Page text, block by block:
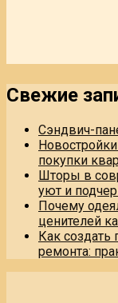
Свежие
Сэндвич-
покупки
Шторы в
уют и
Почему
ценителей
Как создать
ремонта: